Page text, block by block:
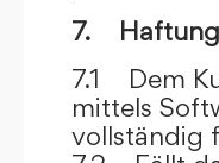
7. Haftung
7.1 Dem
mittels
vollständig